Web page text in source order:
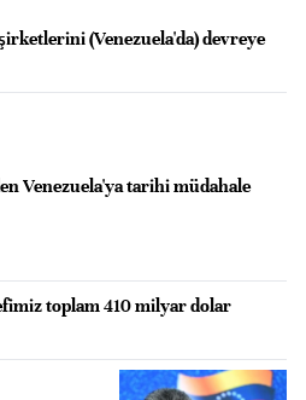
(Venezuela'da) devreye
Venezuela'ya tarihi müdahale
toplam 410 milyar dolar